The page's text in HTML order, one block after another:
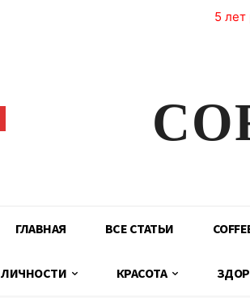
5 лет
ГЛАВНАЯ ВСЕ СТАТЬИ
ЛИЧНОСТИ КРАСОТА